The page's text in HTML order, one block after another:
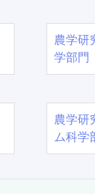
農学
学部門
農学
ム科学